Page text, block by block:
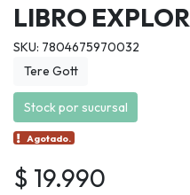
LIBRO
SKU: 7804675970032
Tere Gott
Stock por sucursal
Agotado.
$ 19.990